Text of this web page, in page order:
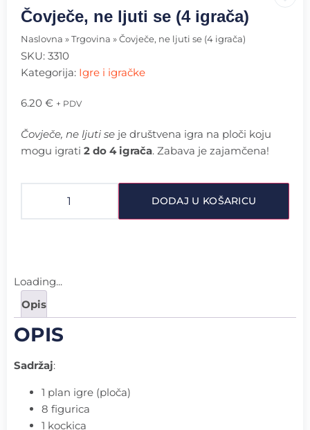
Čovječe, ne ljuti se (4 igrača)
Naslovna » Trgovina » Čovječe, ne ljuti se (4 igrača)
SKU: 3310
Kategorija: Igre i igračke
6.20 € + PDV
Čovječe, ne ljuti se je društvena igra na ploči koju
mogu igrati 2 do 4 igrača. Zabava je zajamčena!
DODAJ U KOŠARICU
Loading...
Opis
OPIS
Sadržaj:
1 plan igre (ploča)
8 figurica
1 kockica